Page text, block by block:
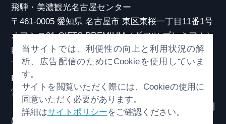
飛騨・美濃観光名古屋センター
〒461-0005 愛知県 名古屋市 東区東桜一丁目11番1号
オアシス21 GIFTS PREMIUM（ギフツ プレミアム）
内
TEL：052-253-6185
FAX：052-253-6186
営業時間：10:00～21:00
（原則、元日を除き年中無休）※観光相談対応時間
は18:30まで
当サイトでは、利便性の向上と利用状況の解
析、広告配信のためにCookieを使用していま
す。
サイトを閲覧いただく際には、Cookieの使用に
同意いただく必要があります。
詳細はサイトポリシーをご確認ください。